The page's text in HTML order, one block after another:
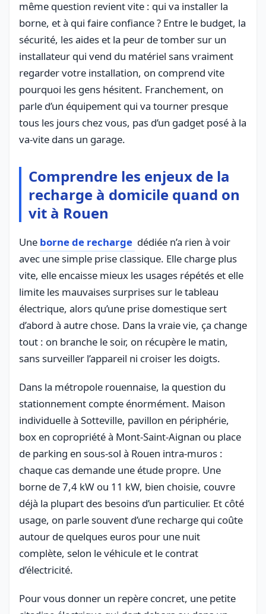
même question revient vite : qui va installer la
borne, et à qui faire confiance ? Entre le budget, la
sécurité, les aides et la peur de tomber sur un
installateur qui vend du matériel sans vraiment
regarder votre installation, on comprend vite
pourquoi les gens hésitent. Franchement, on
parle d’un équipement qui va tourner presque
tous les jours chez vous, pas d’un gadget posé à la
va-vite dans un garage.
Comprendre les enjeux de la
recharge à domicile quand on
vit à Rouen
Une borne de recharge dédiée n’a rien à voir
avec une simple prise classique. Elle charge plus
vite, elle encaisse mieux les usages répétés et elle
limite les mauvaises surprises sur le tableau
électrique, alors qu’une prise domestique sert
d’abord à autre chose. Dans la vraie vie, ça change
tout : on branche le soir, on récupère le matin,
sans surveiller l’appareil ni croiser les doigts.
Dans la métropole rouennaise, la question du
stationnement compte énormément. Maison
individuelle à Sotteville, pavillon en périphérie,
box en copropriété à Mont-Saint-Aignan ou place
de parking en sous-sol à Rouen intra-muros :
chaque cas demande une étude propre. Une
borne de 7,4 kW ou 11 kW, bien choisie, couvre
déjà la plupart des besoins d’un particulier. Et côté
usage, on parle souvent d’une recharge qui coûte
autour de quelques euros pour une nuit
complète, selon le véhicule et le contrat
d’électricité.
Pour vous donner un repère concret, une petite